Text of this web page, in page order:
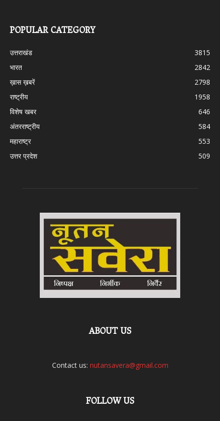
POPULAR CATEGORY
उत्तराखंड
3815
भारत
2842
ख़ास ख़बरें
2798
राष्ट्रीय
1958
विशेष खबर
646
अंतरराष्ट्रीय
584
महाराष्ट्र
553
उत्तर प्रदेश
509
ABOUT US
Contact us: nutansavera@gmail.com
FOLLOW US